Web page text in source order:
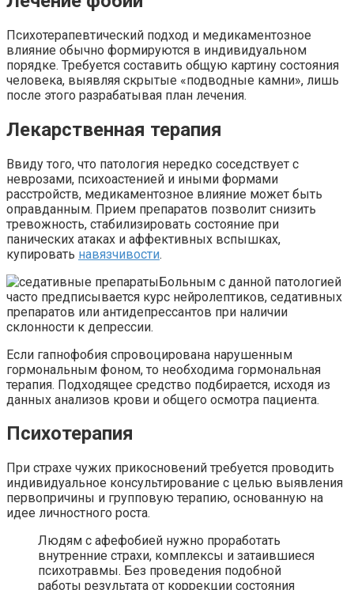
Психотерапевтический подход и медикаментозное
влияние обычно формируются в индивидуальном
порядке. Требуется составить общую картину состояния
человека, выявляя скрытые «подводные камни», лишь
после этого разрабатывая план лечения.
Лекарственная терапия
Ввиду того, что патология нередко соседствует с
неврозами, психоастенией и иными формами
расстройств, медикаментозное влияние может быть
оправданным. Прием препаратов позволит снизить
тревожность, стабилизировать состояние при
панических атаках и аффективных вспышках,
купировать навязчивости.
Больным с данной патологией
часто предписывается курс нейролептиков, седативных
препаратов или антидепрессантов при наличии
склонности к депрессии.
Если гапнофобия спровоцирована нарушенным
гормональным фоном, то необходима гормональная
терапия. Подходящее средство подбирается, исходя из
данных анализов крови и общего осмотра пациента.
Психотерапия
При страхе чужих прикосновений требуется проводить
индивидуальное консультирование с целью выявления
первопричины и групповую терапию, основанную на
идее личностного роста.
Людям с афефобией нужно проработать
внутренние страхи, комплексы и затаившиеся
психотравмы. Без проведения подобной
работы результата от коррекции состояния